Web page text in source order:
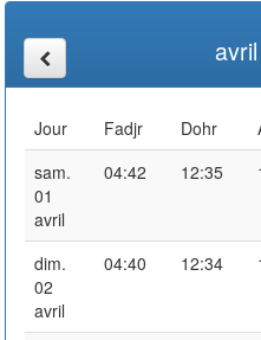
Jour Fadjr Dohr
sam.
01
avril
04:42 12:35
dim.
02
avril
04:40 12:34